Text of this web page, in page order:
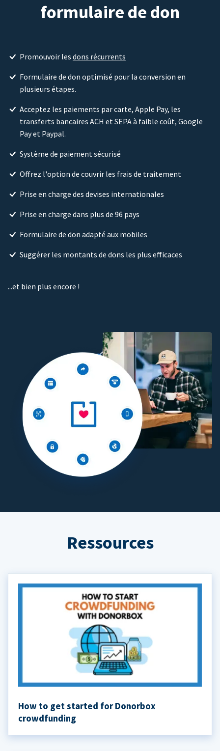
formulaire de don
Promouvoir les dons récurrents
Formulaire de don optimisé pour la conversion en
plusieurs étapes.
Acceptez les paiements par carte, Apple Pay, les
transferts bancaires ACH et SEPA à faible coût, Google
Pay et Paypal.
Système de paiement sécurisé
Offrez l'option de couvrir les frais de traitement
Prise en charge des devises internationales
Prise en charge dans plus de 96 pays
Formulaire de don adapté aux mobiles
Suggérer les montants de dons les plus efficaces
...et bien plus encore !
Ressources
How to get started for Donorbox
crowdfunding